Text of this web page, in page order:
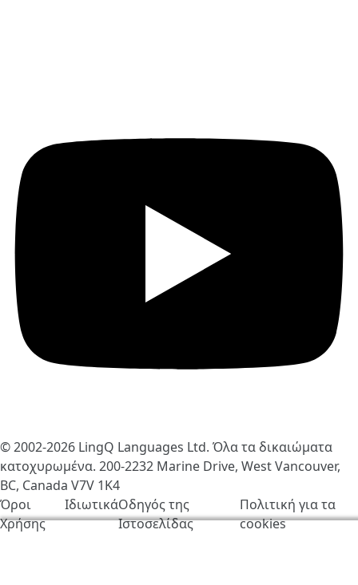
Χρησιμοποιούμε cookies για να βελτιώσουμε τη
© 2002-2026 LingQ Languages Ltd. Όλα τα δικαιώματα
κατοχυρωμένα. 200-2232 Marine Drive, West Vancouver,
BC, Canada V7V 1K4
Όροι
Χρήσης
ΙδιωτικάΟδηγός της
Ιστοσελίδας
Πολιτική για τα
cookies